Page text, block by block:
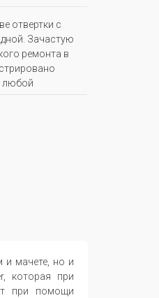
отвертки с
Зачастую
ремонта в
любой
и мачете, но и
которая при
при помощи